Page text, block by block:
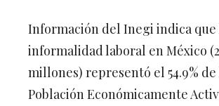
Información del Inegi indica que
informalidad laboral en México
millones) representó el 54.9% de
Población Económicamente